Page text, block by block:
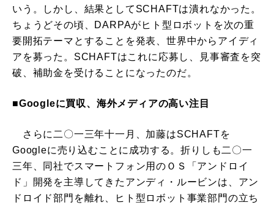
いう。しかし、結果としてSCHAFTは潰れなかった。
ちょうどその頃、DARPAがヒト型ロボットを次の重
要開拓テーマとすることを発表、世界中からアイディ
アを募った。SCHAFTはこれに応募し、見事審査を突
破、補助金を受けることになったのだ。
■Googleに買収、海外メディアの高い注目
さらに二〇一三年十一月、加藤はSCHAFTを
Googleに売り込むことに成功する。折りしも二〇一
三年、同社でスマートフォン用のＯＳ「アンドロイ
ド」開発を主導してきたアンディ・ルービンは、アン
ドロイド部門を離れ、ヒト型ロボット事業部門の立ち